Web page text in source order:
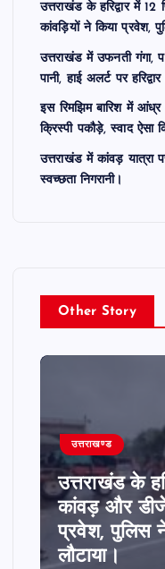
उत्तराखंड के हरिद्वार में
कांवड़ियों ने किया प्रवेश,
उत्तराखंड में उफनती गंगा,
पानी, हाई अलर्ट पर
इस रिमझिम बारिश में
क्रिस्पी पकौड़े, स्वाद ऐसा
उत्तराखंड में कांवड़ यात्रा
स्वच्छता निगरानी।
Other Story
उत्तराखण्ड
उत्तराखंड के
कांवड़ और
प्रवेश, पुलिस
लौटाया।